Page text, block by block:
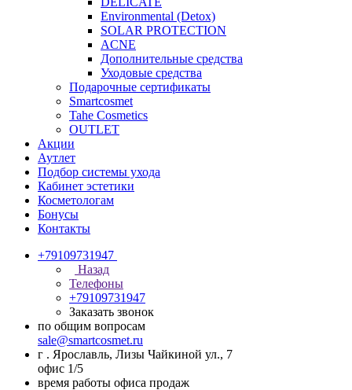
Environmental (Detox)
SOLAR PROTECTION
АCNE
Дополнительные средства
Уходовые средства
Подарочные сертификаты
Smartcosmet
Tahe Cosmetics
OUTLET
Акции
Аутлет
Подбор системы ухода
Кабинет эстетики
Косметологам
Бонусы
Контакты
+79109731947
Назад
Телефоны
+79109731947
Заказать звонок
по общим вопросам
sale@smartcosmet.ru
г . Ярославль, Лизы Чайкиной ул., 7
офис 1/5
время работы офиса продаж